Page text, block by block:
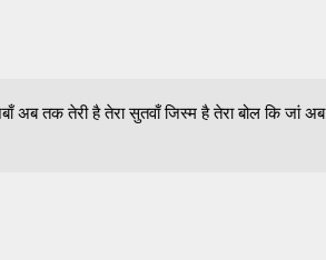
तक तेरी है तेरा सुतवाँ जिस्म है तेरा बोल कि जां अब